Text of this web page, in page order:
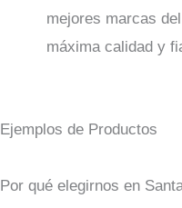
mejores marcas
máxima calidad y
Ejemplos de Productos
Por qué elegirnos en